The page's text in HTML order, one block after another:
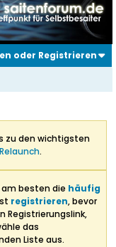
oder Registrieren
zu den wichtigsten
.
am besten die häufig
registrieren, bevor
Registrierungslink,
das
Liste aus.